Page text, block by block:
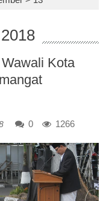
Kota
0 1266